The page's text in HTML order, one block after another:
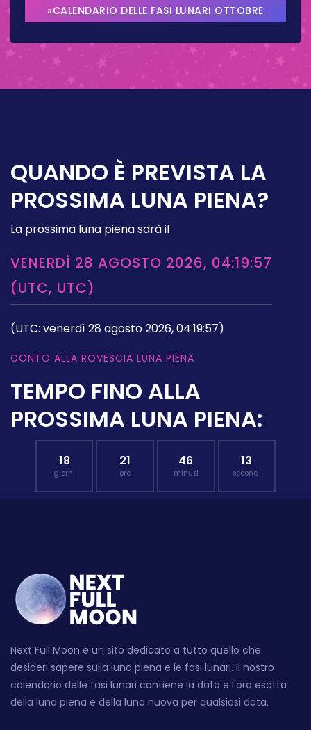
2026
»CALENDARIO DELLE FASI LUNARI OTTOBRE
QUANDO È PREVISTA LA
PROSSIMA LUNA PIENA?
La prossima luna piena sarà il
VENERDÌ 28 AGOSTO 2026, 04:19:57
(UTC, UTC)
(UTC: venerdì 28 agosto 2026, 04:19:57)
CONTO ALLA ROVESCIA LUNA PIENA
TEMPO FINO ALLA
PROSSIMA LUNA PIENA:
18
giorni
21
ore
46
minuti
12
secondi
Next Full Moon è un sito dedicato a tutto quello che
desideri sapere sulla luna piena e le fasi lunari. Il nostro
calendario delle fasi lunari contiene la data e l'ora esatta
della luna piena e della luna nuova per qualsiasi data.